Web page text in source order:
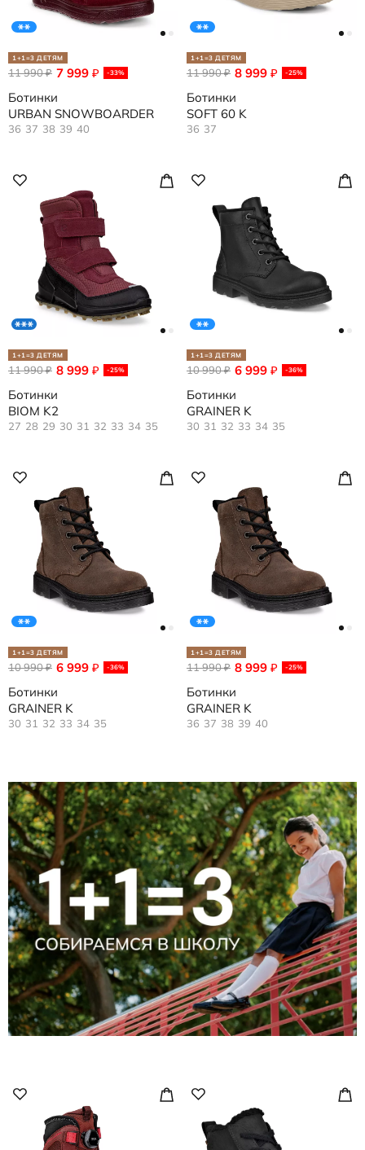
1+1=3 ДЕТЯМ
7 999 ₽ -33%
11 990₽
Ботинки
URBAN SNOWBOARDER
36 37 38 39 40
1+1=3 ДЕТЯМ
8 999 ₽ -25%
11 990₽
Ботинки
SOFT 60 K
36 37
1+1=3 ДЕТЯМ
8 999 ₽ -25%
11 990₽
Ботинки
BIOM K2
27 28 29 30 31 32 33 34 35
1+1=3 ДЕТЯМ
6 999 ₽ -36%
10 990₽
Ботинки
GRAINER K
30 31 32 33 34 35
1+1=3 ДЕТЯМ
6 999 ₽ -36%
10 990₽
Ботинки
GRAINER K
30 31 32 33 34 35
1+1=3 ДЕТЯМ
8 999 ₽ -25%
11 990₽
Ботинки
GRAINER K
36 37 38 39 40